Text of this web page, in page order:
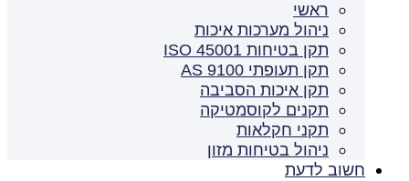
ראשי
ניהול מערכות איכות
תקן בטיחות ISO 45001
תקן תעופתי AS 9100
תקן איכות הסביבה
תקנים לקוסמטיקה
תקני חקלאות
ניהול בטיחות מזון
חשוב לדעת